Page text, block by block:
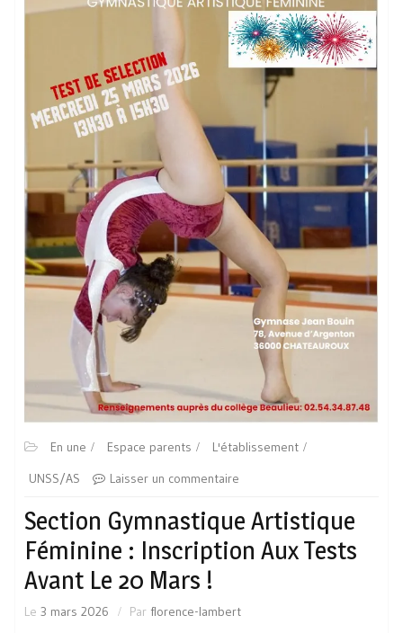
En une Espace parents
L'établissement
UNSS/AS
Laisser un commentaire
Section Gymnastique Artistique
Féminine : Inscription Aux Tests
Avant Le 20 Mars !
Le 3 mars 2026 Par florence-lambert